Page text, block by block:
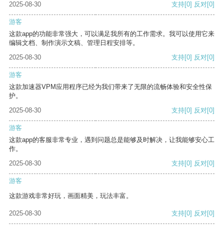
2025-08-30 支持[0] 反对[0]
游客
这款app的功能非常强大，可以满足我所有的工作需求。我可以使用它来
编辑文档、制作演示文稿、管理日程安排等。
2025-08-30
支持[0] 反对[0]
游客
这款加速器VPM应用程序已经为我们带来了无限的流畅体验和安全性保
护。
2025-08-30
支持[0] 反对[0]
游客
这款app的客服非常专业，遇到问题总是能够及时解决，让我能够安心工
作。
2025-08-30
支持[0] 反对[0]
游客
这款游戏非常好玩，画面精美，玩法丰富。
2025-08-30 支持[0] 反对[0]